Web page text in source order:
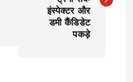
इंस्पेक्टर और
डमी कैंडिडेट
पकड़े